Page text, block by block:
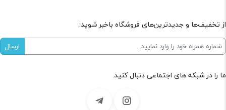
از تخفیف‌ها و جدیدترین‌های فروشگاه باخبر شوید:
ما را در شبکه های اجتماعی دنبال کنید.